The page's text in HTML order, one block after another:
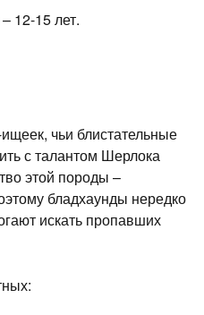
12-15 лет.
чьи блистательные
с талантом Шерлока
этой породы –
бладхаунды нередко
искать пропавших